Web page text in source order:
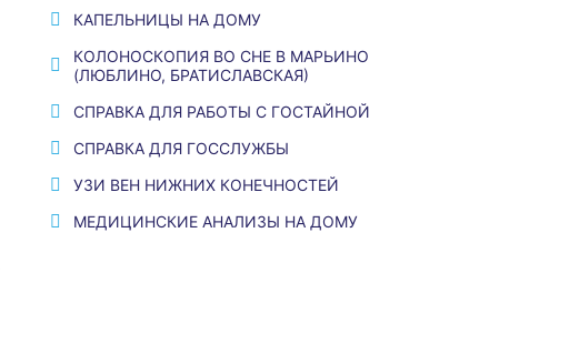
КАПЕЛЬНИЦЫ НА ДОМУ
КОЛОНОСКОПИЯ ВО СНЕ В МАРЬИНО
(ЛЮБЛИНО, БРАТИСЛАВСКАЯ)
СПРАВКА ДЛЯ РАБОТЫ С ГОСТАЙНОЙ
СПРАВКА ДЛЯ ГОССЛУЖБЫ
УЗИ ВЕН НИЖНИХ КОНЕЧНОСТЕЙ
МЕДИЦИНСКИЕ АНАЛИЗЫ НА ДОМУ